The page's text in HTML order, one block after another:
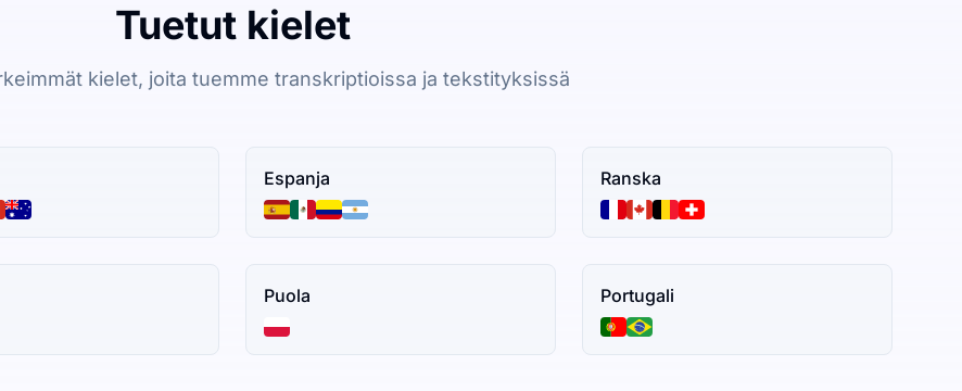
Tuetut kielet
kielet, joita tuemme transkriptioissa ja tekstityksissä
Espanja Ranska
Puola Portugali